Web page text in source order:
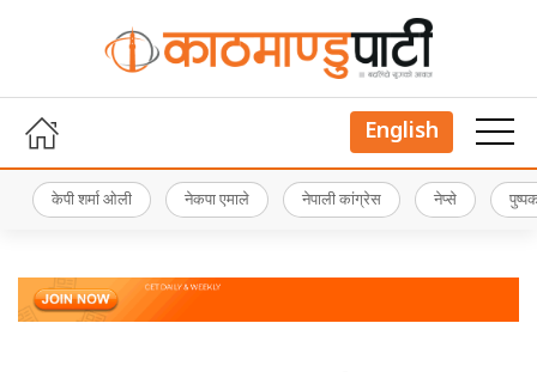
English
केपी शर्मा ओली नेकपा एमाले नेपाली कांग्रेस नेप्से